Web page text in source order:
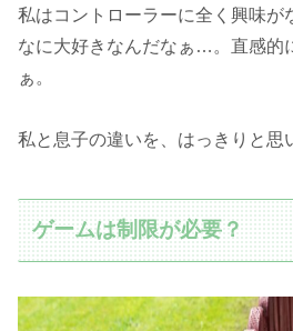
私はコントローラーに全く興味が
なに大好きなんだなぁ…。直感的
ぁ。
私と息子の違いを、はっきりと思
ゲームは制限が必要？